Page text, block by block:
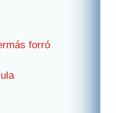
forró